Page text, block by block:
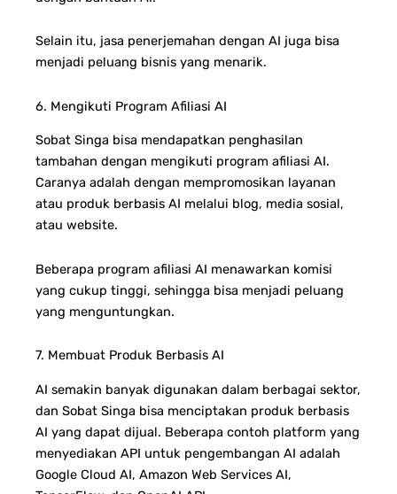
Selain itu, jasa penerjemahan dengan AI juga bisa
menjadi peluang bisnis yang menarik.
6. Mengikuti Program Afiliasi AI
Sobat Singa bisa mendapatkan penghasilan
tambahan dengan mengikuti program afiliasi AI.
Caranya adalah dengan mempromosikan layanan
atau produk berbasis AI melalui blog, media sosial,
atau website.
Beberapa program afiliasi AI menawarkan komisi
yang cukup tinggi, sehingga bisa menjadi peluang
yang menguntungkan.
7. Membuat Produk Berbasis AI
AI semakin banyak digunakan dalam berbagai sektor,
dan Sobat Singa bisa menciptakan produk berbasis
AI yang dapat dijual. Beberapa contoh platform yang
menyediakan API untuk pengembangan AI adalah
Google Cloud AI, Amazon Web Services AI,